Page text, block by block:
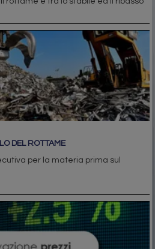
DEL ROTTAME
per la materia prima sul